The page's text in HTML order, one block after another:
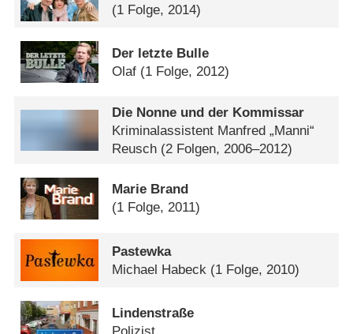
(1 Folge, 2014)
Der letzte Bulle
Olaf (1 Folge, 2012)
Die Nonne und der Kommissar
Kriminalassistent Manfred „Manni“
Reusch (2 Folgen, 2006–2012)
Marie Brand
(1 Folge, 2011)
Pastewka
Michael Habeck (1 Folge, 2010)
Lindenstraße